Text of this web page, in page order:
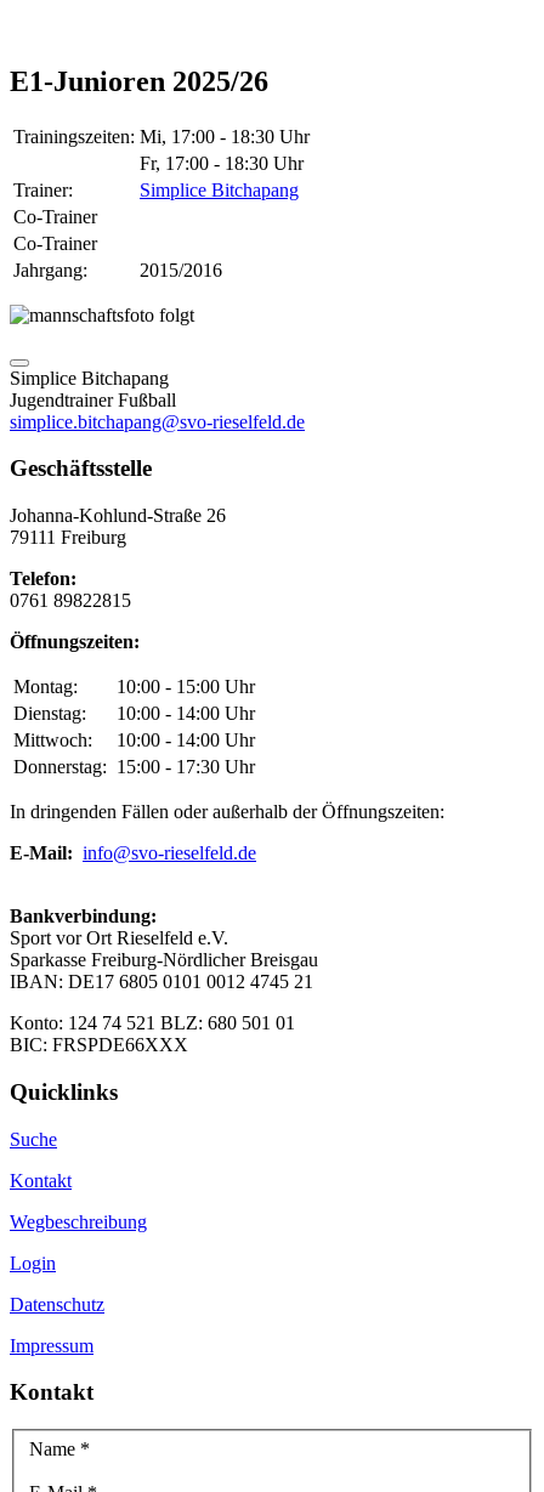
E1-Junioren 2025/26
Trainingszeiten: Mi, 17:00 - 18:30 Uhr
Fr, 17:00 - 18:30 Uhr
Trainer:
Simplice Bitchapang
Co-Trainer
Co-Trainer
Jahrgang:
2015/2016
Simplice Bitchapang
Jugendtrainer Fußball
simplice.bitchapang@svo-rieselfeld.de
Geschäftsstelle
Johanna-Kohlund-Straße 26
79111 Freiburg
Telefon:
0761 89822815
Öffnungszeiten:
Montag:
10:00 - 15:00 Uhr
Dienstag:
10:00 - 14:00 Uhr
Mittwoch:
10:00 - 14:00 Uhr
Donnerstag: 15:00 - 17:30 Uhr
In dringenden Fällen oder außerhalb der Öffnungszeiten:
E-Mail: info@svo-rieselfeld.de
Bankverbindung:
Sport vor Ort Rieselfeld e.V.
Sparkasse Freiburg-Nördlicher Breisgau
IBAN: DE17 6805 0101 0012 4745 21
Konto: 124 74 521 BLZ: 680 501 01
BIC: FRSPDE66XXX
Quicklinks
Suche
Kontakt
Wegbeschreibung
Login
Datenschutz
Impressum
Kontakt
Name *